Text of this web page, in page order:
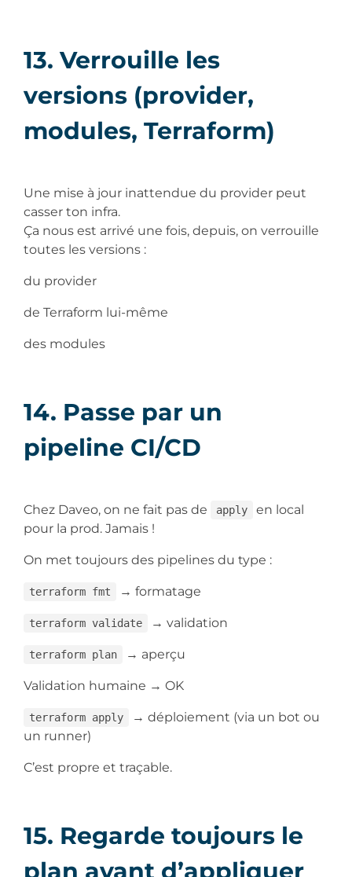
13. Verrouille les
versions (provider,
modules, Terraform)
Une mise à jour inattendue du provider peut
casser ton infra.
Ça nous est arrivé une fois, depuis, on verrouille
toutes les versions :
du provider
de Terraform lui-même
des modules
14. Passe par un
pipeline CI/CD
Chez Daveo, on ne fait pas de apply
en local
pour la prod. Jamais !
On met toujours des pipelines du type :
terraform fmt → formatage
terraform validate → validation
terraform plan → aperçu
Validation humaine → OK
terraform apply
→ déploiement (via un bot ou
un runner)
C’est propre et traçable.
15. Regarde toujours le
plan avant d’appliquer